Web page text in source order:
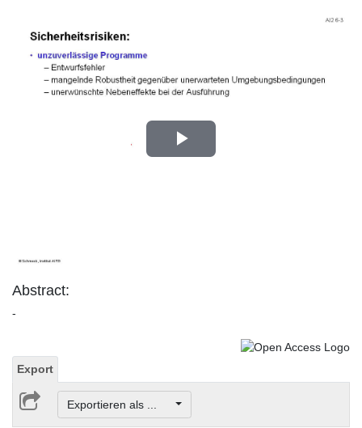
Play
Abstract:
-
Export
Exportieren als ...